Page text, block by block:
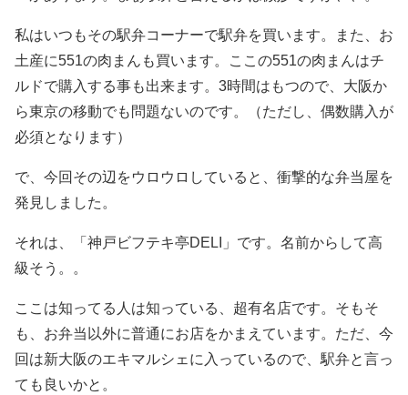
私はいつもその駅弁コーナーで駅弁を買います。また、お
土産に551の肉まんも買います。ここの551の肉まんはチ
ルドで購入する事も出来ます。3時間はもつので、大阪か
ら東京の移動でも問題ないのです。（ただし、偶数購入が
必須となります）
で、今回その辺をウロウロしていると、衝撃的な弁当屋を
発見しました。
それは、「神戸ビフテキ亭DELI」です。名前からして高
級そう。。
ここは知ってる人は知っている、超有名店です。そもそ
も、お弁当以外に普通にお店をかまえています。ただ、今
回は新大阪のエキマルシェに入っているので、駅弁と言っ
ても良いかと。